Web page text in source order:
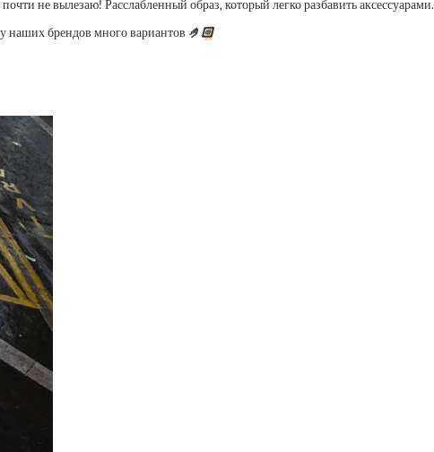
не вылезаю! Расслабленный образ, который легко разбавить аксессуарами.
наших брендов много вариантов 🤌🏻